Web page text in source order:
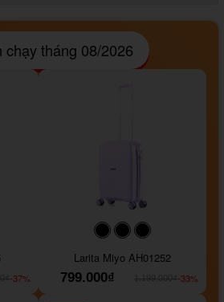
tháng 08/2026
-37%
#000000#000000
Larita Miyo AH01252
799.000₫
-33%